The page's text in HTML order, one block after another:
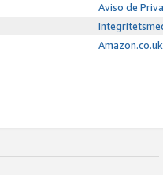
Aviso de